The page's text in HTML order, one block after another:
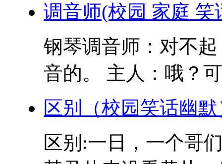
调音师(校园 家庭 笑
钢琴调音师：对不
音的。 主人：哦？
区别（校园笑话幽
区别:一日，一个哥